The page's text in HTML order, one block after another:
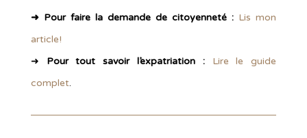
➜ Pour faire la demande de citoyenneté : Lis mon
article!
➜ Pour tout savoir l’expatriation :
Lire le guide
complet.